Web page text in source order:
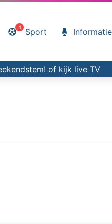
1 Sport Informatie
of kijk live TV